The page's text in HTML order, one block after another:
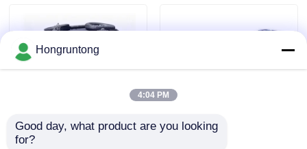
플랫폼 고무 방현재
요코하마 고무 방현재
공기 고무 방현재
Yokohama Rubber
Hongruntong
4:04 PM
Good day, what product are you looking
for?